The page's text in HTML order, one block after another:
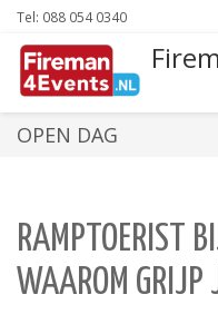
Tel: 088 054 0340
OPEN DAG
RAMPTOERIST
WAAROM GRIJP